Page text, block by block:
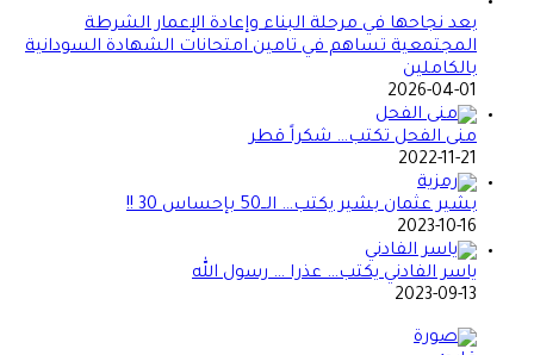
بعد نجاحها في مرحلة البناء وإعادة الإعمار الشرطة
المجتمعية تساهم في تامين امتحانات الشهادة السودانية
بالكاملين
2026-04-01
منى الفحل تكتب… شكراً قطر
2022-11-21
بشير عثمان بشير يكتب… الــ50 بإحساس 30 !!
2023-10-16
ياسر الفادني يكتب… عذرا … رسول الله
2023-09-13